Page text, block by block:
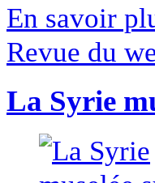
En savoir
Revue du
La Syrie